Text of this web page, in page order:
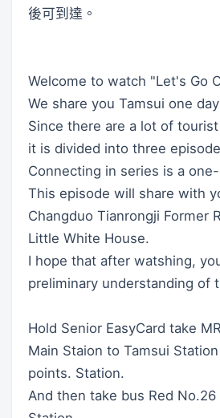
後可到達。
Welcome to watch "Let's Go
We share you Tamsui one
Since there are a lot of
it is divided into three
Connecting in series is a
This episode will share with
Changduo Tianrongji Former
Little White House.
I hope that after watshing,
preliminary understanding of
Hold Senior EasyCard take
Main Staion to Tamsui
points. Station.
And then take bus Red